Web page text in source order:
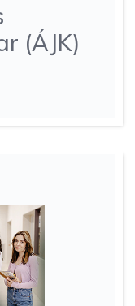
(ÁJK)